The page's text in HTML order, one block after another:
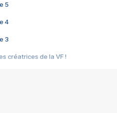
5
4
3
créatrices de la VF !